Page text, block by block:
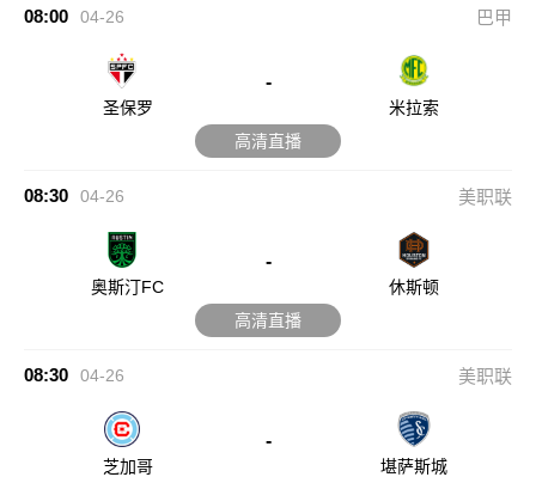
08:00 04-26 巴甲
圣保罗
-
米拉索
高清直播
08:30 04-26 美职联
奥斯汀FC
-
休斯顿
高清直播
08:30 04-26 美职联
芝加哥
-
堪萨斯城